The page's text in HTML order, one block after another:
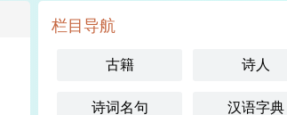
栏目导航
古籍 诗人
诗词名句 汉语字典